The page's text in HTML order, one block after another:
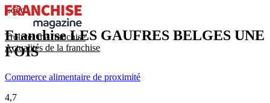
Trouver ma franchise
Actualités de la franchise
Logo
Franchise LES GAUFRES BELGES UNE
FOIS
Commerce alimentaire de proximité
4,7